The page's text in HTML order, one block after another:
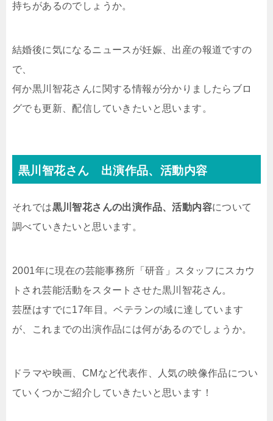
持ちがあるのでしょうか。
結婚後に気になるニュースが妊娠、出産の報道ですの
で、
何か黒川智花さんに関する情報が分かりましたらブロ
グでも更新、配信していきたいと思います。
黒川智花さん 出演作品、活動内容
それでは黒川智花さんの出演作品、活動内容について
調べていきたいと思います。
2001年に現在の芸能事務所「研音」スタッフにスカウ
トされ芸能活動をスタートさせた黒川智花さん。
芸歴はすでに17年目。ベテランの域に達しています
が、これまでの出演作品には何があるのでしょうか。
ドラマや映画、CMなど代表作、人気の映像作品につい
ていくつかご紹介していきたいと思います！